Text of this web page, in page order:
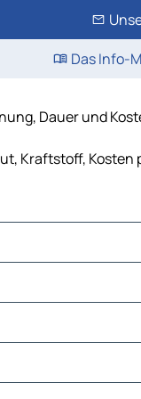
Das Info-
Dauer und
Kraftstoff,